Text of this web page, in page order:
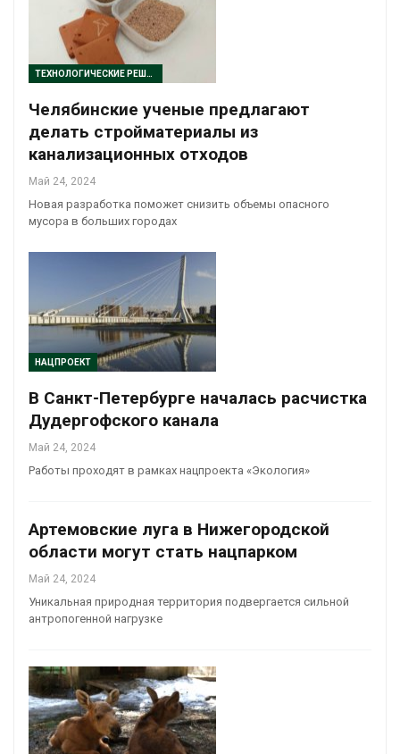
ТЕХНОЛОГИЧЕСКИЕ РЕШЕНИЯ
Челябинские ученые предлагают
делать стройматериалы из
канализационных отходов
Май 24, 2024
Новая разработка поможет снизить объемы опасного
мусора в больших городах
НАЦПРОЕКТ
В Санкт-Петербурге началась расчистка
Дудергофского канала
Май 24, 2024
Работы проходят в рамках нацпроекта «Экология»
Артемовские луга в Нижегородской
области могут стать нацпарком
Май 24, 2024
Уникальная природная территория подвергается сильной
антропогенной нагрузке